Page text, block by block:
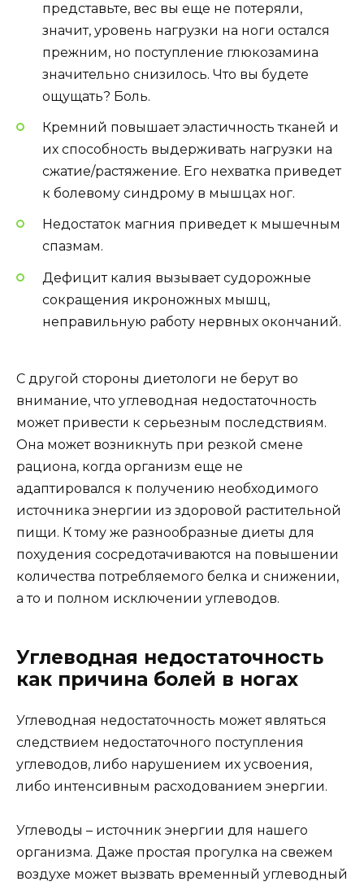
представьте, вес вы еще не потеряли,
значит, уровень нагрузки на ноги остался
прежним, но поступление глюкозамина
значительно снизилось. Что вы будете
ощущать? Боль.
Кремний повышает эластичность тканей и
их способность выдерживать нагрузки на
сжатие/растяжение. Его нехватка приведет
к болевому синдрому в мышцах ног.
Недостаток магния приведет к мышечным
спазмам.
Дефицит калия вызывает судорожные
сокращения икроножных мышц,
неправильную работу нервных окончаний.
С другой стороны диетологи не берут во
внимание, что углеводная недостаточность
может привести к серьезным последствиям.
Она может возникнуть при резкой смене
рациона, когда организм еще не
адаптировался к получению необходимого
источника энергии из здоровой растительной
пищи. К тому же разнообразные диеты для
похудения сосредотачиваются на повышении
количества потребляемого белка и снижении,
а то и полном исключении углеводов.
Углеводная недостаточность
как причина болей в ногах
Углеводная недостаточность может являться
следствием недостаточного поступления
углеводов, либо нарушением их усвоения,
либо интенсивным расходованием энергии.
Углеводы – источник энергии для нашего
организма. Даже простая прогулка на свежем
воздухе может вызвать временный углеводный